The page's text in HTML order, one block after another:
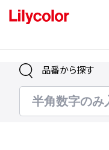
ログイン・新規会員登録
品番から探す